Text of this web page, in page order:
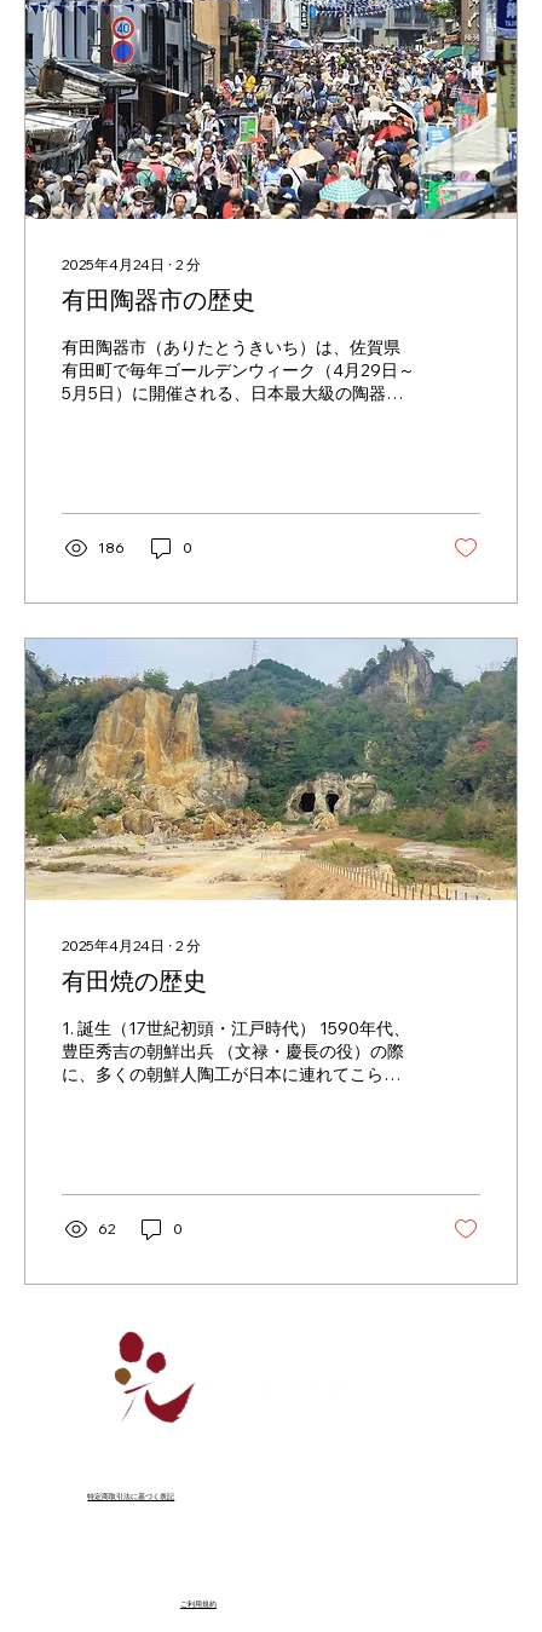
2025年4月24日 ∙ 2 分
有田陶器市の歴史
有田陶器市（ありたとうきいち）は、佐賀県
有田町で毎年ゴールデンウィーク（4月29日～
5月5日）に開催される、日本最大級の陶器市
186 0
2025年4月24日 ∙ 2 分
有田焼の歴史
1. 誕生（17世紀初頭・江戸時代） 1590年代、
豊臣秀吉の朝鮮出兵 （文禄・慶長の役）の際
に、多くの朝鮮人陶工が日本に連れてこられ
62 0
特定商取引法に基づく表記
ご利用規約